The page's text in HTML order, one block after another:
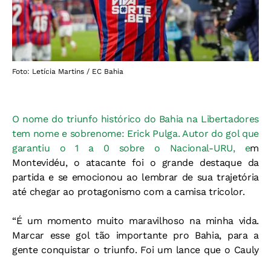
Foto: Letícia Martins / EC Bahia
O nome do triunfo histórico do Bahia na Libertadores
tem nome e sobrenome: Erick Pulga. Autor do gol que
garantiu o 1 a 0 sobre o Nacional-URU, em
Montevidéu, o atacante foi o grande destaque da
partida e se emocionou ao lembrar de sua trajetória
até chegar ao protagonismo com a camisa tricolor.
“É um momento muito maravilhoso na minha vida.
Marcar esse gol tão importante pro Bahia, para a
gente conquistar o triunfo. Foi um lance que o Cauly